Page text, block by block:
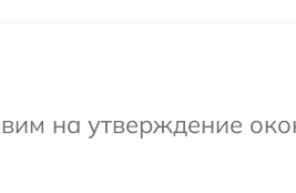
на утверждение